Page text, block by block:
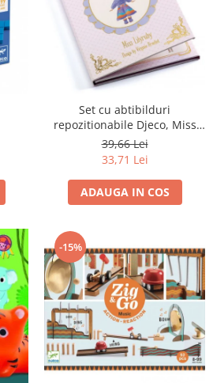
Set cu abtibilduri
repozitionabile Djeco, Miss
Lilyruby
39,66 Lei
33,71 Lei
ADAUGA IN COS
-15%